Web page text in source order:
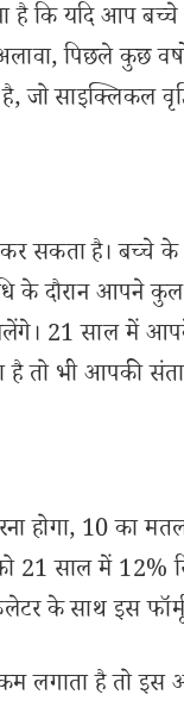
है कि यदि आप
पिछले कुछ
है, जो
है। बच्चे के
के दौरान आपने
21 साल
है तो भी आपकी
होगा, 10 का
साल में 12%
के साथ इस
लगाता है तो